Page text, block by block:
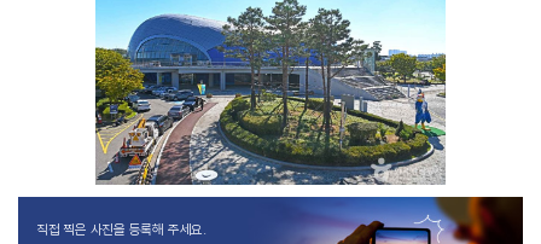
직접 찍은 사진을 등록해 주세요.